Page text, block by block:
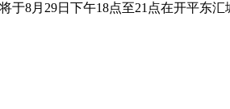
8月29日下午18点至21点在开平东